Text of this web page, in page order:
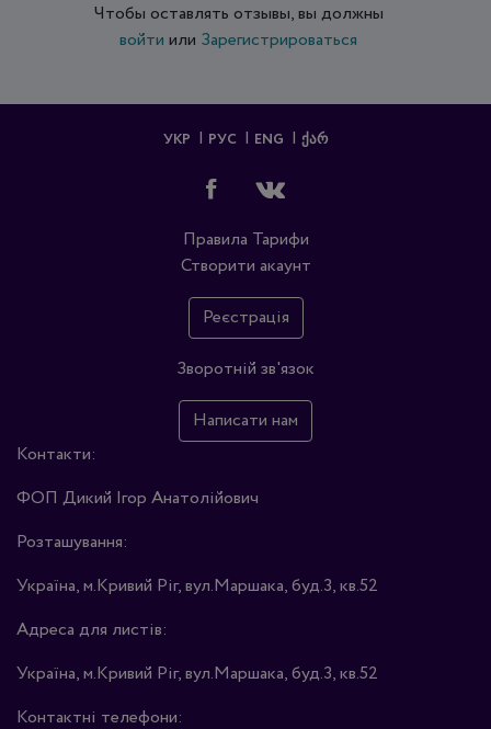
Чтобы оставлять отзывы, вы должны
войти или Зарегистрироваться
УКР РУС ENG ᲥᲐᲠ
Правила Тарифи
Створити акаунт
Реєстрація
Зворотній зв'язок
Написати нам
Контакти:
ФОП Дикий Ігор Анатолійович
Розташування:
Україна, м.Кривий Ріг, вул.Маршака, буд.3, кв.52
Адреса для листів:
Україна, м.Кривий Ріг, вул.Маршака, буд.3, кв.52
Контактні телефони: